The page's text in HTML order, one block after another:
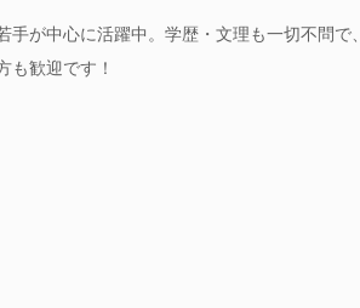
手が中心に活躍中。学歴・文理も一切不問で、
も歓迎です！